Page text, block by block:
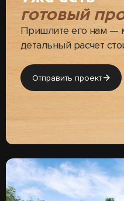
готовый
Пришлите его нам —
детальный расчет
Отправить проект